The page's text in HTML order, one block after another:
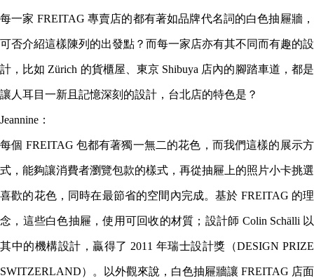
每一家 FREITAG 專賣店的都有著如品牌代名詞的白色抽屜牆，
可否介紹這樣陳列的出發點？而每一家店亦有其不同而有趣的設
計，比如 Zürich 的貨櫃屋、東京 Shibuya 店內的腳踏車道，都是
讓人耳目一新且記憶深刻的設計，台北店的特色是？
Jeannine：
每個 FREITAG 包都有著獨一無二的花色，而我們這樣的展示方
式，能夠讓消費者瀏覽包款的樣式，再從抽屜上的照片小卡挑選
喜歡的花色，同時在最節省的空間內完成。基於 FREITAG 的理
念，這些白色抽屜，使用可回收的材質；設計師 Colin Schälli 以
其中的機構設計，贏得了 2011 年瑞士設計獎（DESIGN PRIZE
SWITZERLAND）。以外觀來說，白色抽屜牆讓 FREITAG 店面